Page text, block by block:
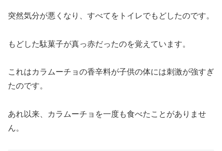
突然気分が悪くなり、すべてをトイレでもどしたのです。
もどした駄菓子が真っ赤だったのを覚えています。
これはカラムーチョの香辛料が子供の体には刺激が強すぎ
たのです。
あれ以来、カラムーチョを一度も食べたことがありませ
ん。